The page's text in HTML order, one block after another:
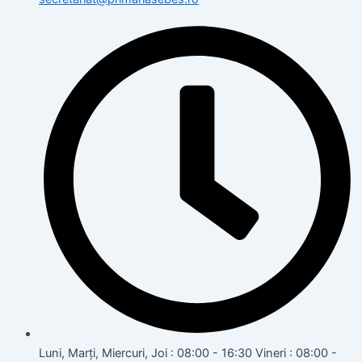
Luni, Marți, Miercuri, Joi : 08:00 - 16:30 Vineri : 08:00 -